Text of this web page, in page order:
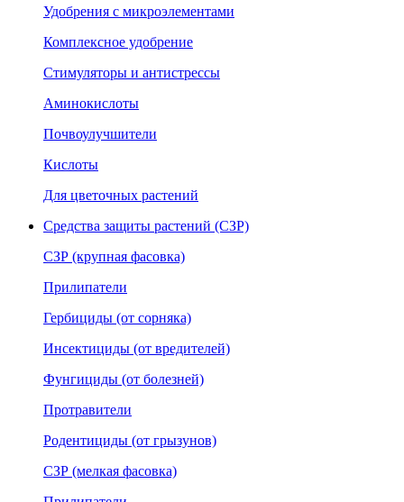
Удобрения с микроэлементами
Комплексное удобрение
Стимуляторы и антистрессы
Аминокислоты
Почвоулучшители
Кислоты
Для цветочных растений
Средства защиты растений (СЗР)
СЗР (крупная фасовка)
Прилипатели
Гербициды (от сорняка)
Инсектициды (от вредителей)
Фунгициды (от болезней)
Протравители
Родентициды (от грызунов)
СЗР (мелкая фасовка)